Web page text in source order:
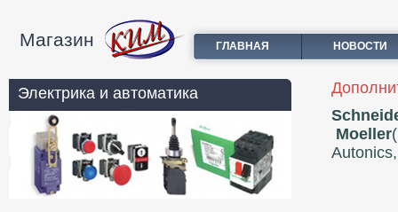
Магазин ГЛАВНАЯ НОВОСТИ
Электрика и автоматика
Moeller